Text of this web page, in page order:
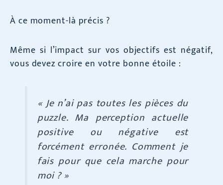
À ce moment-là précis ?
Même si l’impact sur vos objectifs est négatif,
vous devez croire en votre bonne étoile :
« Je n’ai pas toutes les pièces du
puzzle. Ma perception actuelle
positive ou négative est
forcément erronée. Comment je
fais pour que cela marche pour
moi ? »